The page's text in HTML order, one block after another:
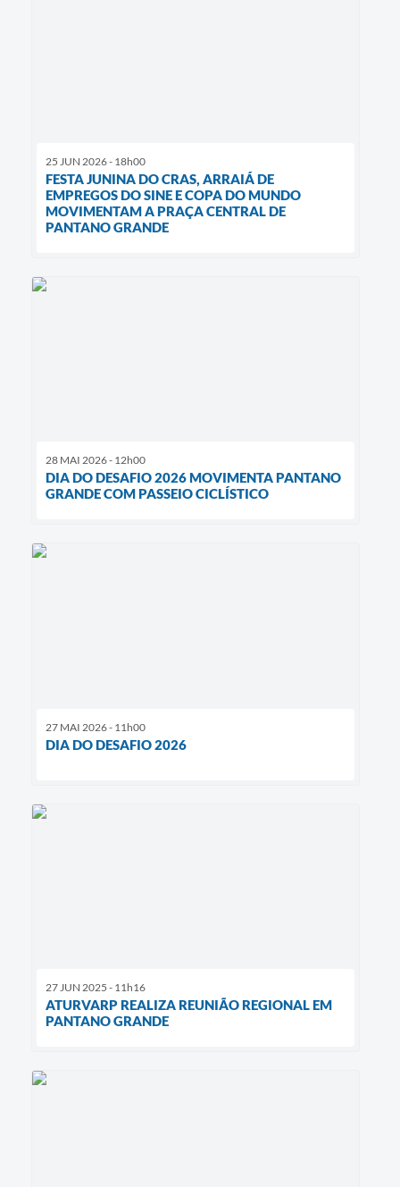
25 JUN 2026 - 18h00
FESTA JUNINA DO CRAS, ARRAIÁ DE
EMPREGOS DO SINE E COPA DO MUNDO
MOVIMENTAM A PRAÇA CENTRAL DE
PANTANO GRANDE
28 MAI 2026 - 12h00
DIA DO DESAFIO 2026 MOVIMENTA PANTANO
GRANDE COM PASSEIO CICLÍSTICO
27 MAI 2026 - 11h00
DIA DO DESAFIO 2026
27 JUN 2025 - 11h16
ATURVARP REALIZA REUNIÃO REGIONAL EM
PANTANO GRANDE